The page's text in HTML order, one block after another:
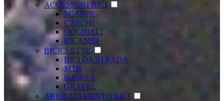
ACCESSORI BICI
SCARPE
CASCHI
OCCHIALI
RICAMBI
BICICLETTE
BICI DA STRADA
MTB
E-BIKES
GRAVEL
ABBIGLIAMENTO BICI